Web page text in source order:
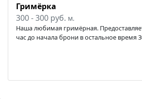
Гримёрка
300 - 300 руб. м.
Наша любимая гримёрная.
час до начала брони в остальное время